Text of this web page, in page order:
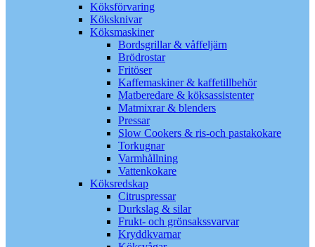
Köksförvaring
Köksknivar
Köksmaskiner
Bordsgrillar & våffeljärn
Brödrostar
Fritöser
Kaffemaskiner & kaffetillbehör
Matberedare & köksassistenter
Matmixrar & blenders
Pressar
Slow Cookers & ris-och pastakokare
Torkugnar
Varmhållning
Vattenkokare
Köksredskap
Citruspressar
Durkslag & silar
Frukt- och grönsakssvarvar
Kryddkvarnar